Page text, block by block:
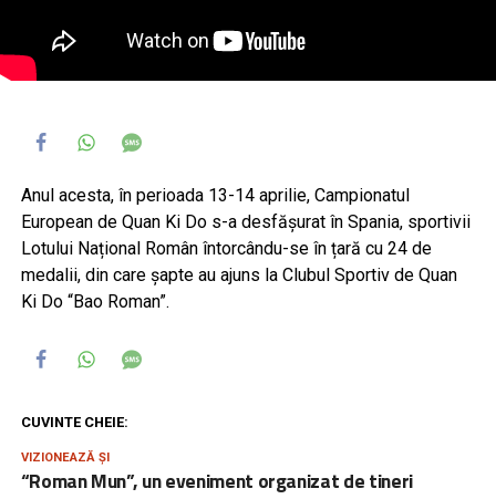
Anul acesta, în perioada 13-14 aprilie, Campionatul
European de Quan Ki Do s-a desfășurat în Spania, sportivii
Lotului Național Român întorcându-se în țară cu 24 de
medalii, din care șapte au ajuns la Clubul Sportiv de Quan
Ki Do “Bao Roman”.
CUVINTE CHEIE:
VIZIONEAZĂ ȘI
“Roman Mun”, un eveniment organizat de tineri